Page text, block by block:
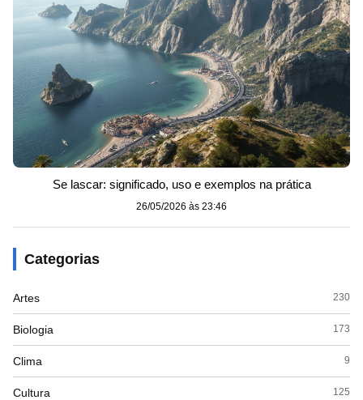
Se lascar: significado, uso e exemplos na prática
26/05/2026 às 23:46
Categorias
Artes 230
Biologia 173
Clima 9
Cultura 125